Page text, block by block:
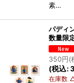
素…
パディ
数量限
350円(
(税込:
在庫数